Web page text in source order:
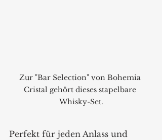
Zur "Bar Selection" von Bohemia
Cristal gehört dieses stapelbare
Whisky-Set.
Perfekt für jeden Anlass und